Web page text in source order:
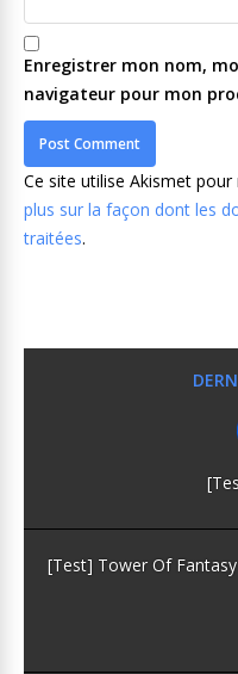
Enregistrer mon nom,
navigateur pour mon
Ce site utilise Akismet pour
plus sur la façon dont les
traitées.
[Test] Tower Of Fantasy